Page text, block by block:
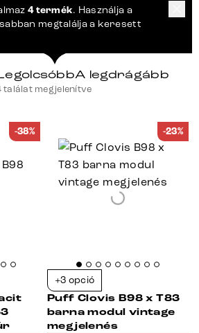
4 termék. Használja a
megtalálja a keresett
A legdrágább
találat megjelenítve
-38% -23%
+3 opció
Puff Clovis B98 x T83
barna modul vintage
megjelenés